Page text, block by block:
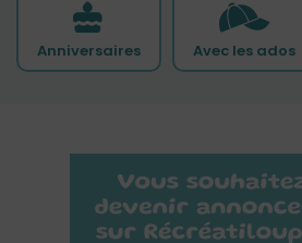
Anniversaires Avec les ados